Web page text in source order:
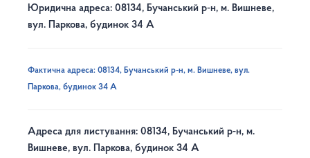
Юридична адреса: 08134, Бучанський р-н, м. Вишневе,
вул. Паркова, будинок 34 А
Фактична адреса: 08134, Бучанський р-н, м. Вишневе, вул.
Паркова, будинок 34 А
Адреса для листування: 08134, Бучанський р-н, м.
Вишневе, вул. Паркова, будинок 34 А